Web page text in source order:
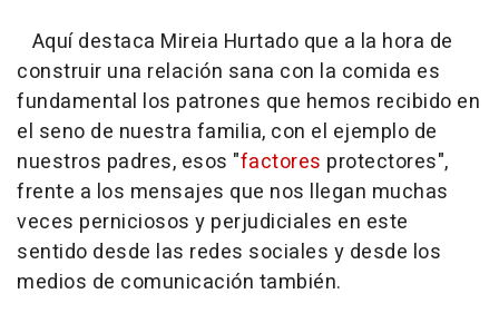
Aquí destaca Mireia Hurtado que a la hora de
construir una relación sana con la comida es
fundamental los patrones que hemos recibido en
el seno de nuestra familia, con el ejemplo de
nuestros padres, esos "factores protectores",
frente a los mensajes que nos llegan muchas
veces perniciosos y perjudiciales en este
sentido desde las redes sociales y desde los
medios de comunicación también.